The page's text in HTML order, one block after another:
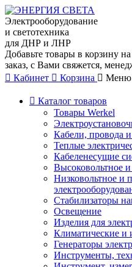
Электрооборудование
и светотехника
для ДНР и ЛНР
Добавьте товары в корзину
заказ, с Вами свяжется,
Кабинет
Корзина Меню
Каталог товаров
Товары Werkel
Кабели, провода
Теплые
Кабеленесущие
Высоковольтное
Низковольтное и
Стабилизаторы
Освещение
Изделия для
Климатические и
Генераторы
Инструменты,